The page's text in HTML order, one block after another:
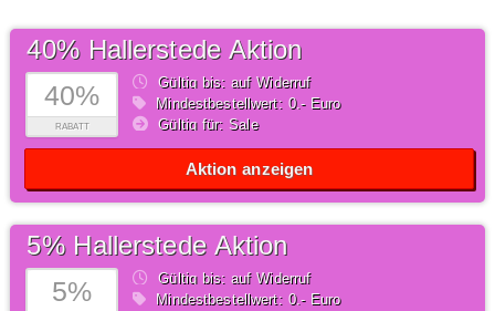
40%
RABATT
40% Hallerstede Aktion
Gültig bis: auf Widerruf
Mindestbestellwert: 0,- Euro
Gültig für: Sale
Aktion anzeigen
5%
5% Hallerstede Aktion
Gültig bis: auf Widerruf
Mindestbestellwert: 0,- Euro